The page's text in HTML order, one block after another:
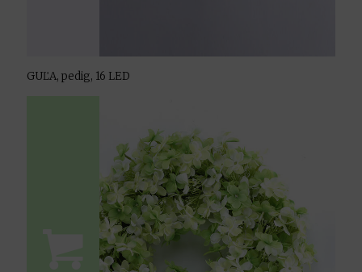
GUĽA, pedig, 16 LED